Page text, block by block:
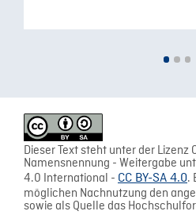
Dieser Text steht unter der Lizenz
Namensnennung - Weitergabe
4.0 International - CC BY-SA 4.0.
möglichen Nachnutzung den
sowie als Quelle das